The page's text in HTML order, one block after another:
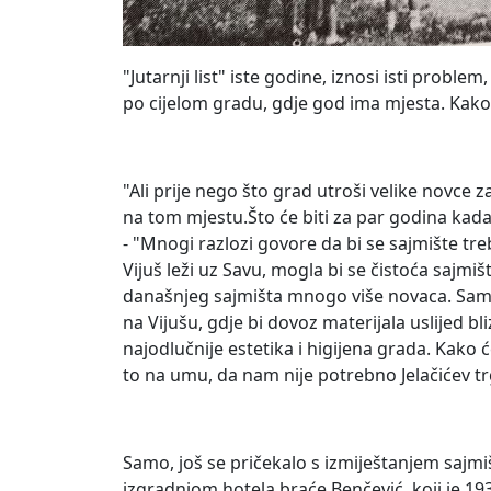
"Jutarnji list" iste godine, iznosi isti
po cijelom gradu, gdje god ima mjesta.
"Ali prije nego što grad utroši velike novce
na tom mjestu.Što će biti za par godina
- "Mnogi razlozi govore da bi se sajmište
Vijuš leži uz Savu, mogla bi se čistoća
današnjeg sajmišta mnogo više novaca.
na Vijušu, gdje bi dovoz materijala uslijed
najodlučnije estetika i higijena grada. Kako
to na umu, da nam nije potrebno Jelačićev
Samo, još se pričekalo s izmiještanjem